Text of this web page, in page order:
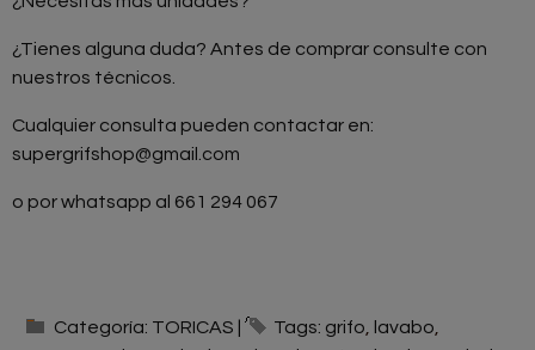
¿Tienes alguna duda? Antes de comprar consulte con
nuestros técnicos.
Cualquier consulta pueden contactar en:
supergrifshop@gmail.com
o por whatsapp al 661 294 067
Categoría: TORICAS Tags: grifo
lavabo